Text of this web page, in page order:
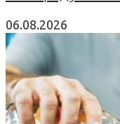
06.08.2026